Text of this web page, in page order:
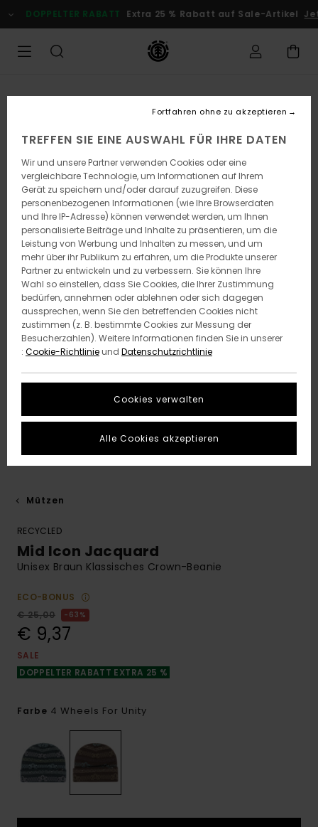
zur
Produktinformation
DOPPELTER RABATT Extra 25 % Rabatt auf Sale-Artikel
Mützen
RECYCLED
Mid Icon Jacquard
Unisex Braun Klassisches Crown-Beanie
ECO-BONUS
€ 25,00
63%
€ 9,37
SALE
DOPPELTER RABATT EXTRA 25 %
Farbe 4 Wheels For Unity
TREFFEN SIE EINE AUSWAHL FÜR IHRE DATEN
Wir und unsere Partner verwenden Cookies oder eine
vergleichbare Technologie, um Informationen auf Ihrem
Gerät zu speichern und/oder darauf zuzugreifen. Diese
personenbezogenen Informationen (wie Ihre Browserdaten
und Ihre IP-Adresse) können verwendet werden, um Ihnen
personalisierte Beiträge und Inhalte zu präsentieren, um die
Leistung von Werbung und Inhalten zu messen, und um
mehr über ihr Publikum zu erfahren, um die Produkte unserer
Partner zu entwickeln und zu verbessern. Sie können Ihre
Wahl so einstellen, dass Sie Cookies, die Ihrer Zustimmung
bedürfen, annehmen oder ablehnen oder sich dagegen
aussprechen, wenn Sie den betreffenden Cookies nicht
zustimmen (z. B. bestimmte Cookies zur Messung der
Besucherzahlen). Weitere Informationen finden Sie in unserer
: Cookie-Richtlinieund Datenschutzrichtlinie
Cookies verwalten
Fortfahren ohne zu akzeptieren
Alle Cookies akzeptieren